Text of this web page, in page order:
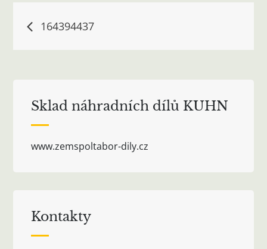
Navigace
164394437
Sklad náhradních dílů KUHN
www.zemspoltabor-dily.cz
Kontakty